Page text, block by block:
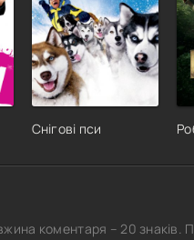
Снігові пси
коментаря – 20 знаків.